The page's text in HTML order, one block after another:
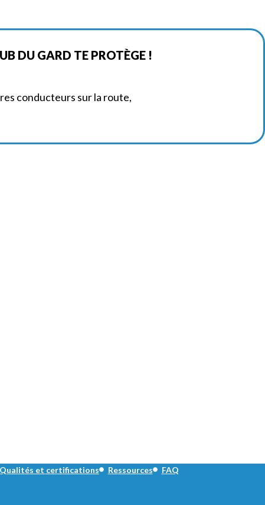
DU GARD TE PROTÈGE !
conducteurs sur la route,
Qualités et certifications Ressources FAQ